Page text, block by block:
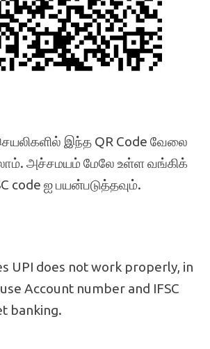
செயலிகளில் இந்த QR Code வேலை
அச்சமயம் மேலே உள்ள வங்கிக்
code ஐ பயன்படுத்தவும்.
UPI does not work properly, in
Account number and IFSC
banking.